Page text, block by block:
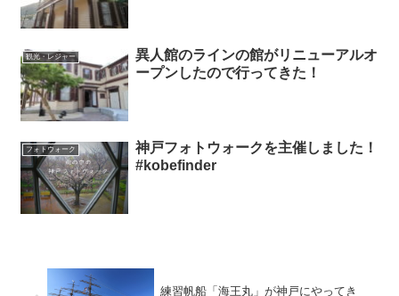
観光・レジャー
異人館のラインの館がリニューアルオ
ープンしたので行ってきた！
フォトウォーク
神戸フォトウォークを主催しました！
#kobefinder
練習帆船「海王丸」が神戸にやってき